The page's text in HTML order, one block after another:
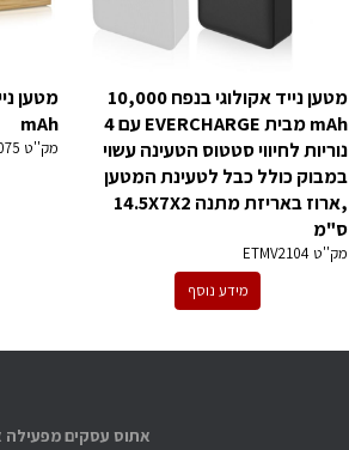
מטען נייד אקולוגי בנפח 10,000
mAh מבית EVERCHARGE עם 4
נוריות לחיווי סטטוס הטעינה עשוי
במבוק כולל כבל לטעינת המטען
,ארוז באריזת מתנה 14.5X7X2
ס"מ
מק''טETMV2104
מידע נוסף
mAh
מק''ט